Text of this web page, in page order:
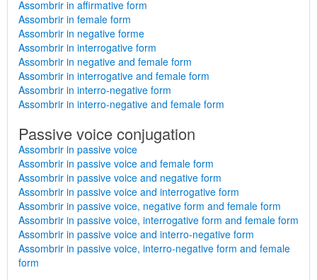
Assombrir in affirmative form
Assombrir in female form
Assombrir in negative forme
Assombrir in interrogative form
Assombrir in negative and female form
Assombrir in interrogative and female form
Assombrir in interro-negative form
Assombrir in interro-negative and female form
Passive voice conjugation
Assombrir in passive voice
Assombrir in passive voice and female form
Assombrir in passive voice and negative form
Assombrir in passive voice and interrogative form
Assombrir in passive voice, negative form and female form
Assombrir in passive voice, interrogative form and female form
Assombrir in passive voice and interro-negative form
Assombrir in passive voice, interro-negative form and female
form